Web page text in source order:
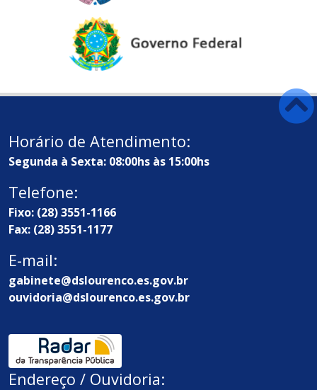
Horário de Atendimento:
Segunda à Sexta: 08:00hs às 15:00hs
Telefone:
Fixo: (28) 3551-1166
Fax: (28) 3551-1177
E-mail:
gabinete@dslourenco.es.gov.br
ouvidoria@dslourenco.es.gov.br
Endereço / Ouvidoria: